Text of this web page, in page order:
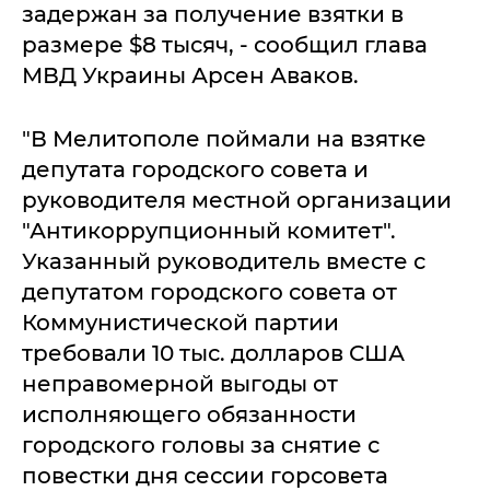
задержан за получение взятки в
размере $8 тысяч, - сообщил глава
МВД Украины Арсен Аваков.
"В Мелитополе поймали на взятке
депутата городского совета и
руководителя местной организации
"Антикоррупционный комитет".
Указанный руководитель вместе с
депутатом городского совета от
Коммунистической партии
требовали 10 тыс. долларов США
неправомерной выгоды от
исполняющего обязанности
городского головы за снятие с
повестки дня сессии горсовета